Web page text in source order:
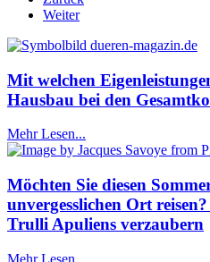
Weiter
Mit welchen
Hausbau bei den
Mehr Lesen...
Möchten Sie diesen
unvergesslichen Ort
Trulli Apuliens verzaubern
Mehr Lesen...